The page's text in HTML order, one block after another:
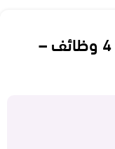
فرن غاز بولم بلت ان 60 سم – 4 وظائف –